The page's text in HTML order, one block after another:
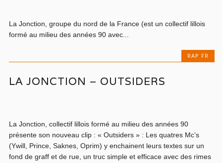
La Jonction, groupe du nord de la France (est un collectif lillois
formé au milieu des années 90 avec...
RAP FR
LA JONCTION – OUTSIDERS
La Jonction, collectif lillois formé au milieu des années 90
présente son nouveau clip : « Outsiders » : Les quatres Mc’s
(Ywill, Prince, Saknes, Oprim) y enchainent leurs textes sur un
fond de graff et de rue, un truc simple et efficace avec des rimes